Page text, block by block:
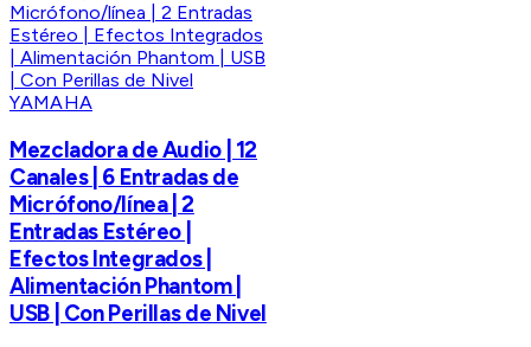
YAMAHA
Mezcladora de Audio | 12
Canales | 6 Entradas de
Micrófono/línea | 2
Entradas Estéreo |
Efectos Integrados |
Alimentación Phantom |
USB | Con Perillas de Nivel